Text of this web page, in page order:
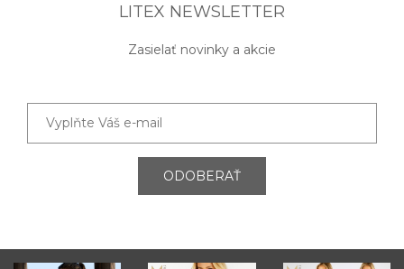
LITEX NEWSLETTER
Zasielať novinky a akcie
ODOBERAŤ